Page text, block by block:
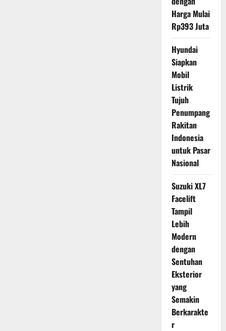
Harga Mulai
Rp393 Juta
Hyundai
Siapkan
Mobil
Listrik
Tujuh
Penumpang
Rakitan
Indonesia
untuk Pasar
Nasional
Suzuki XL7
Facelift
Tampil
Lebih
Modern
dengan
Sentuhan
Eksterior
yang
Semakin
Berkarakte
r